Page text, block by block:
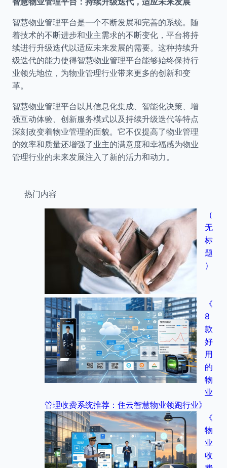
智慧物业管理平台是一个不断发展和完善的系统。随
着技术的不断进步和业主需求的不断变化，平台将持
续进行升级迭代以适应未来发展的需要。这种持续升
级迭代的能力使得智慧物业管理平台能够始终保持行
业领先地位，为物业管理行业带来更多的创新和变
革。
智慧物业管理平台以其信息化集成、智能化决策、增
强互动体验、创新服务模式以及持续升级迭代等特点
深刻改变着物业管理的面貌。它不仅提高了物业管理
的效率和质量还增强了业主的满意度和幸福感为物业
管理行业的未来发展注入了新的活力和动力。
热门内容
（
无
标
题
）
《
8
款
好
用
的
物
业
管理收费系统推荐：住云智慧物业领跑行业》
《
物
业
收